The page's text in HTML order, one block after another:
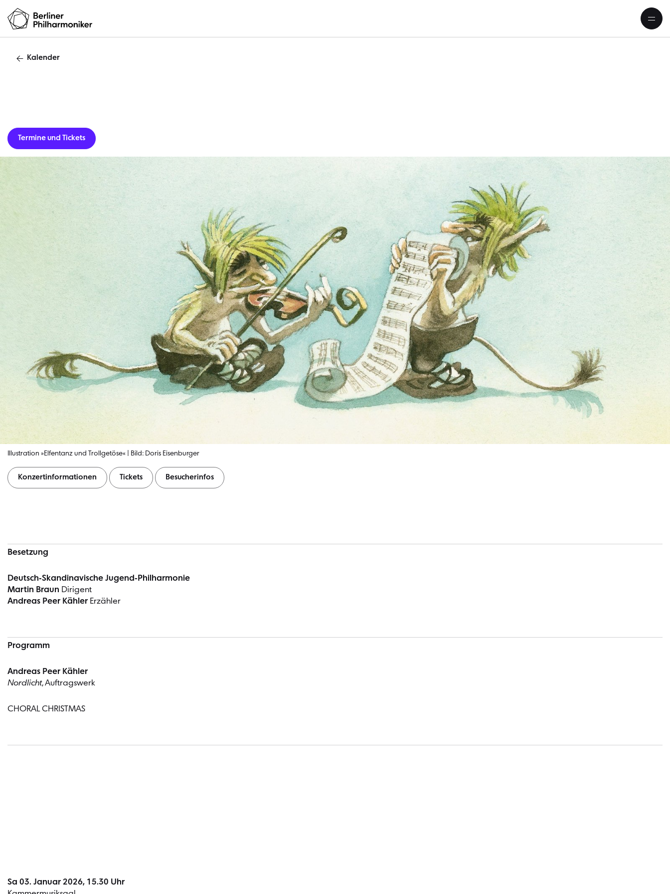
Kalender
Termine und Tickets
Illustration »Elfentanz und Trollgetöse« | Bild: Doris Eisenburger
Konzertinformationen Tickets Besucherinfos
Besetzung
Deutsch-Skandinavische Jugend-Philharmonie
Martin Braun Dirigent
Andreas Peer Kähler Erzähler
Programm
Andreas Peer Kähler
Nordlicht, Auftragswerk
CHORAL CHRISTMAS
Sa 03. Januar 2026, 15.30 Uhr